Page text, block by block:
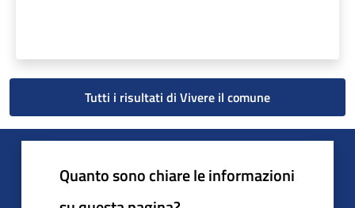
Tutti i risultati di Vivere il comune
Quanto sono chiare le informazioni